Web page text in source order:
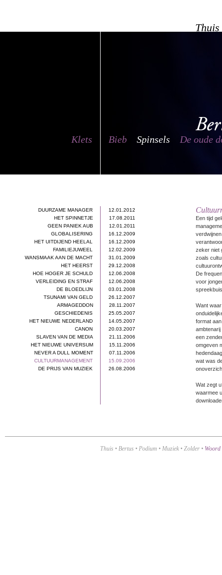
Een tijd
zeker niet
zoals
De
voor
Want
format
een
omgeven
wat was
Wat zegt
waarmee
Thuis • Bertus • Podium • Muziek • Zolder • Woord
Thuis
Bieb Spinsels De oude
Klets
DUURZAME MANAGER
12.01.2012
HET SPINNETJE
17.08.2011
GEEN PANIEK AUB
12.01.2011
GLOBALISERING
16.12.2009
HET UITDIJEND HEELAL
16.12.2009
FAMILIEJUWEEL
12.02.2009
WANSMAAK AAN DE MACHT
31.01.2009
HET HEERST
29.12.2008
HOE HOGER JE SCHULD
12.06.2008
VERLEIDING EN STRAF
12.06.2008
DE BLOEDLIJN
03.01.2008
TSUNAMI VAN GELD
26.12.2007
ARMAGEDDON
28.11.2007
GESCHIEDENIS
25.05.2007
HET NIEUWE NEDERLAND
14.05.2007
CANON
20.03.2007
SLAVEN VAN DE MEDIA
21.11.2006
HET NIEUWE UNIVERSUM
15.11.2006
NEVER A DULL MOMENT
07.11.2006
CULTUURMANAGEMENT
15.09.2006
DE PRIJS VAN MUZIEK
26.08.2006